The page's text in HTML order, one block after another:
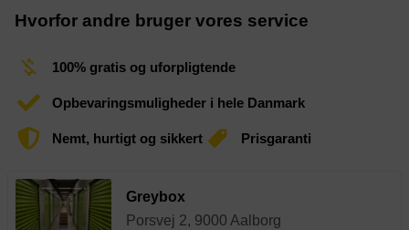
Hvorfor andre bruger vores service
100% gratis og uforpligtende
Opbevaringsmuligheder i hele Danmark
Nemt, hurtigt og sikkert Prisgaranti
Greybox
Porsvej 2, 9000 Aalborg